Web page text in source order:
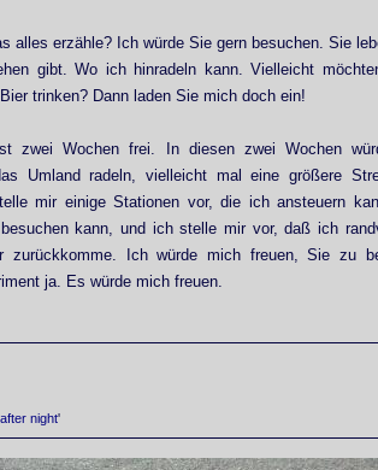
alles erzähle? Ich würde Sie gern besuchen. Sie
gibt. Wo ich hinradeln kann. Vielleicht
trinken? Dann laden Sie mich doch ein!
zwei Wochen frei. In diesen zwei Wochen
Umland radeln, vielleicht mal eine größere
mir einige Stationen vor, die ich ansteuern
kann, und ich stelle mir vor, daß ich
zurückkomme. Ich würde mich freuen, Sie zu
ja. Es würde mich freuen.
night'